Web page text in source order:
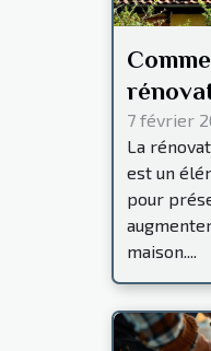
durée
votre
7 février
La
est un
pour
maison....